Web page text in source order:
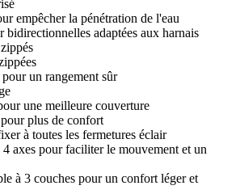
empêcher la pénétration de l'eau
bidirectionnelles adaptées aux harnais
un rangement sûr
une meilleure couverture
plus de confort
à toutes les fermetures éclair
4 axes pour faciliter le mouvement et un
à 3 couches pour un confort léger et